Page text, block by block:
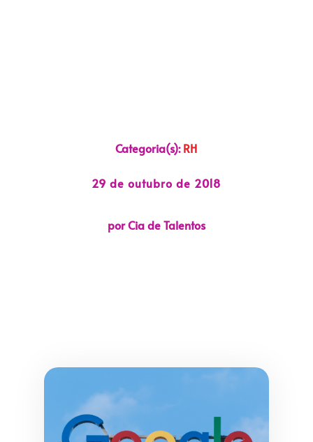
Categoria(s):RH
29 de outubro de 2018
por Cia de Talentos